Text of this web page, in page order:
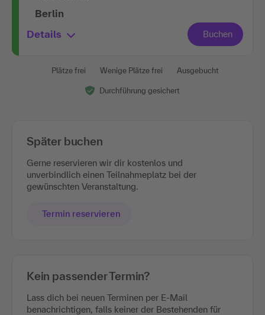
Berlin
Details
Plätze frei Wenige Plätze frei Ausgebucht
Durchführung gesichert
Später buchen
Gerne reservieren wir dir kostenlos und
unverbindlich einen Teilnahmeplatz bei der
gewünschten Veranstaltung.
Termin reservieren
Kein passender Termin?
Lass dich bei neuen Terminen per E-Mail
benachrichtigen, falls keiner der Bestehenden für